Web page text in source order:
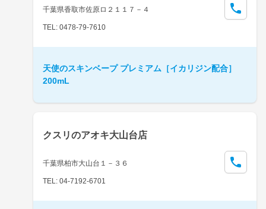
千葉県香取市佐原ロ２１１７－４
TEL: 0478-79-7610
天使のスキンベープ プレミアム［イカリジン配合］
200mL
クスリのアオキ大山台店
千葉県柏市大山台１－３６
TEL: 04-7192-6701